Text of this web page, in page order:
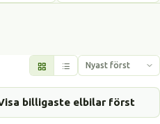
billigaste elbilar först